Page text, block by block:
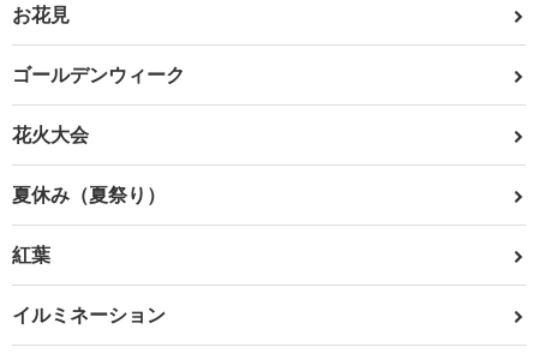
お花見
ゴールデンウィーク
花火大会
夏休み（夏祭り）
紅葉
イルミネーション